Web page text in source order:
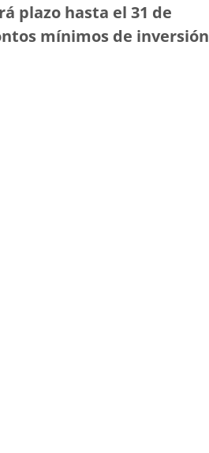
plazo hasta el 31 de
mínimos de inversión